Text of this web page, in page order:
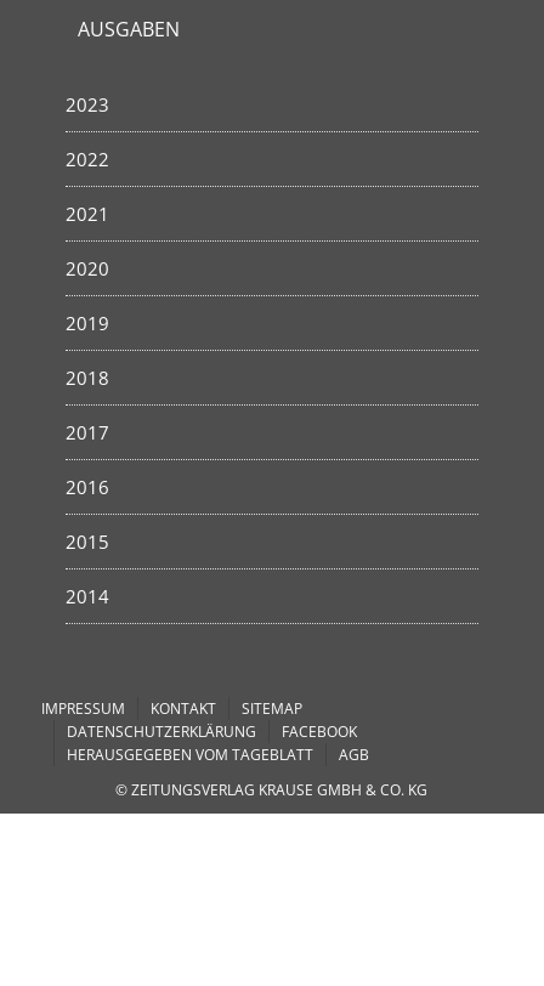
AUSGABEN
2023
2022
2021
2020
2019
2018
2017
2016
2015
2014
IMPRESSUM KONTAKT
SITEMAP
DATENSCHUTZERKLÄRUNG
FACEBOOK
HERAUSGEGEBEN VOM TAGEBLATT
AGB
© ZEITUNGSVERLAG KRAUSE GMBH & CO. KG